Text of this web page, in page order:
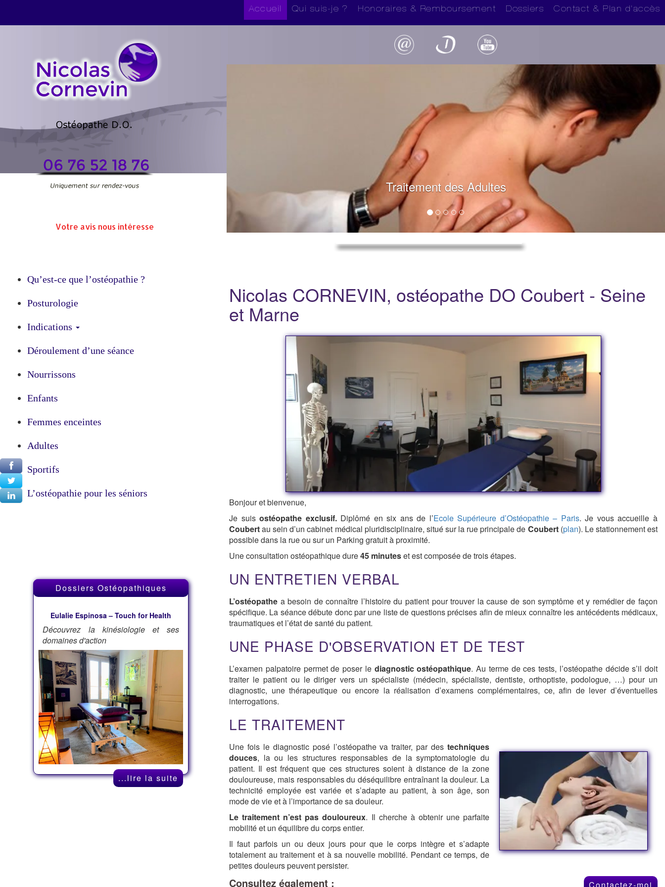
Accueil Qui suis-je ? Honoraires & Remboursement Dossiers Contact & Plan d’accès
Votre avis nous intéresse
Traitement des Adultes
Qu’est-ce que l’ostéopathie ?
Posturologie
Indications
Déroulement d’une séance
Nourrissons
Enfants
Femmes enceintes
Adultes
Sportifs
L’ostéopathie pour les séniors
Dossiers Ostéopathiques
Eulalie Espinosa – Touch for Health
Découvrez la kinésiologie et ses
domaines d'action
...lire la suite
Nicolas CORNEVIN, ostéopathe DO Coubert - Seine
et Marne
Bonjour et bienvenue,
Je suisostéopathe exclusif.Diplômé en six ans de l’Ecole Supérieure d’Ostéopathie – Paris. Je vous accueille à
Coubertau sein d’un cabinet médical pluridisciplinaire, situé sur la rue principale de Coubert (plan). Le stationnement est
possible dans la rue ou sur un Parking gratuit à proximité.
Une consultation ostéopathique dure45 minuteset est composée de trois étapes.
UN ENTRETIEN VERBAL
L’ostéopathe a besoin de connaître l’histoire du patient pour trouver la cause de son symptôme et y remédier de façon
spécifique. La séance débute donc par une liste de questions précises afin de mieux connaître les antécédents médicaux,
traumatiques et l’état de santé du patient.
UNE PHASE D'OBSERVATION ET DE TEST
L’examen palpatoire permet de poser le diagnostic ostéopathique. Au terme de ces tests, l’ostéopathe décide s’il doit
traiter le patient ou le diriger vers un spécialiste (médecin, spécialiste, dentiste, orthoptiste, podologue, …) pour un
diagnostic, une thérapeutique ou encore la réalisation d’examens complémentaires, ce, afin de lever d’éventuelles
interrogations.
LE TRAITEMENT
Une fois le diagnostic posé l’ostéopathe va traiter, par des techniques
douces, la ou les structures responsables de la symptomatologie du
patient. Il est fréquent que ces structures soient à distance de la zone
douloureuse, mais responsables du déséquilibre entraînant la douleur. La
technicité employée est variée et s’adapte au patient, à son âge, son
mode de vie et à l’importance de sa douleur.
Le traitement n’est pas douloureux. Il cherche à obtenir une parfaite
mobilité et un équilibre du corps entier.
Il faut parfois un ou deux jours pour que le corps intègre et s’adapte
totalement au traitement et à sa nouvelle mobilité. Pendant ce temps, de
petites douleurs peuvent persister.
Consultez également :